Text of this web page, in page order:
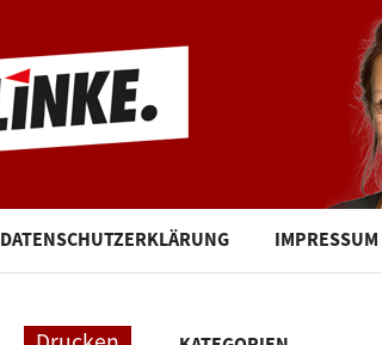
DATENSCHUTZERKLÄRUNG IMPRESSUM